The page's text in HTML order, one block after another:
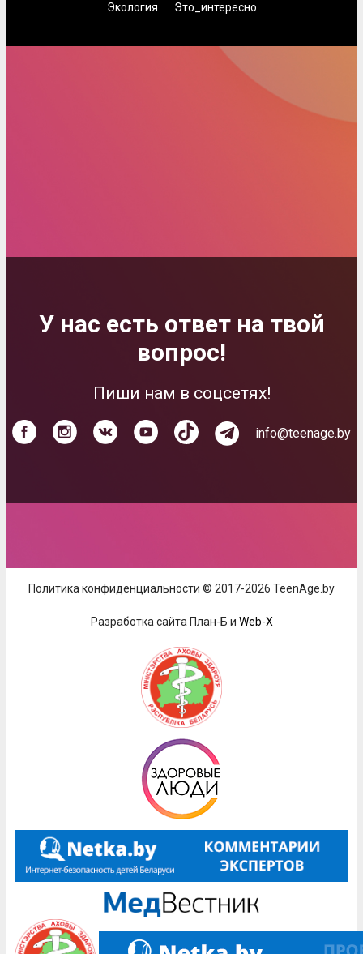
Экология Это_интересно
У нас есть ответ на твой
вопрос!
Пиши нам в соцсетях!
info@teenage.by
Политика конфиденциальности © 2017-2026 TeenAge.by
Разработка сайта План-Б и Web-X